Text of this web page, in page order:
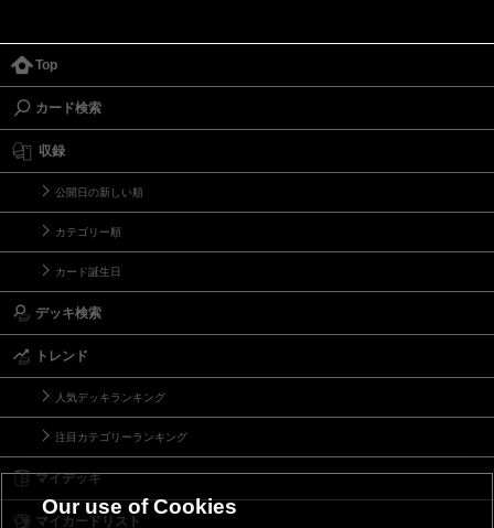
Top
カード検索
収録
公開日の新しい順
カテゴリー順
カード誕生日
デッキ検索
トレンド
人気デッキランキング
注目カテゴリーランキング
マイデッキ
マイカードリスト
Our use of Cookies